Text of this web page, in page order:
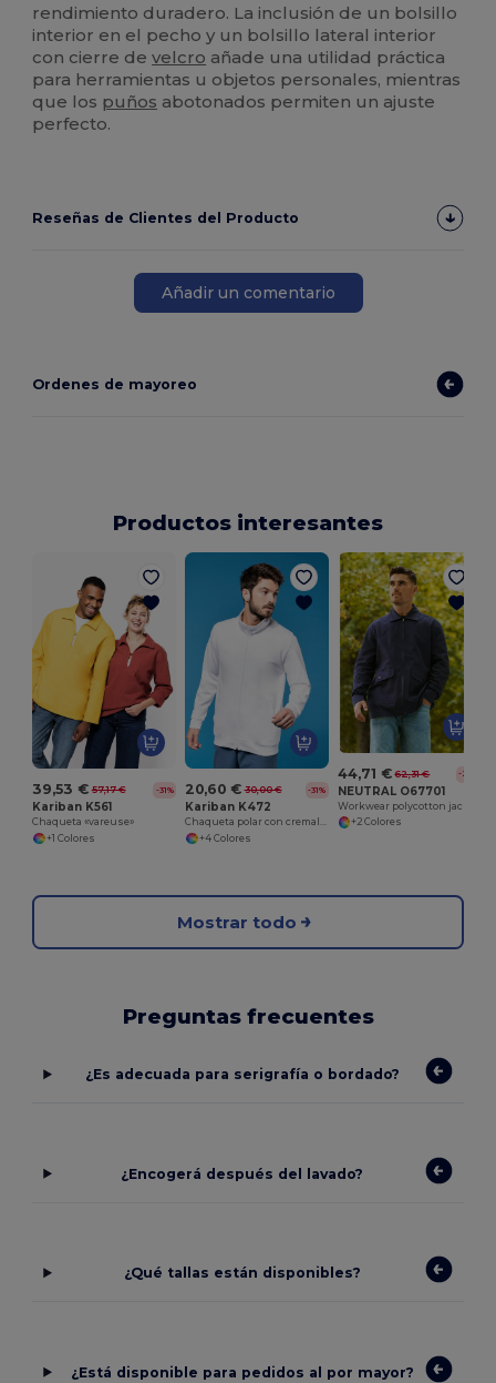
rendimiento duradero. La inclusión de un bolsillo
interior en el pecho y un bolsillo lateral interior
con cierre develcro añade una utilidad práctica
para herramientas u objetos personales, mientras
que los puños abotonados permiten un ajuste
perfecto.
Reseñas de Clientes del Producto
Añadir un comentario
Ordenes de mayoreo
Productos interesantes
39,53 € 57,17 € -31%
Kariban K561
Chaqueta «vareuse»
+1 Colores
20,60 € 30,00 € -31%
Kariban K472
Chaqueta polar con cremallera para hombre
+4 Colores
44,71 € 62,31 € -28%
NEUTRAL O67701
Workwear polycotton jacket
+2 Colores
Mostrar todo
Preguntas frecuentes
¿Es adecuada para serigrafía o bordado?
¿Encogerá después del lavado?
¿Qué tallas están disponibles?
¿Está disponible para pedidos al por mayor?